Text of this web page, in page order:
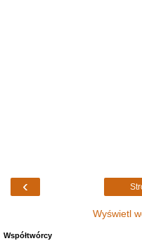
‹
Wyświetl
Współtwórcy